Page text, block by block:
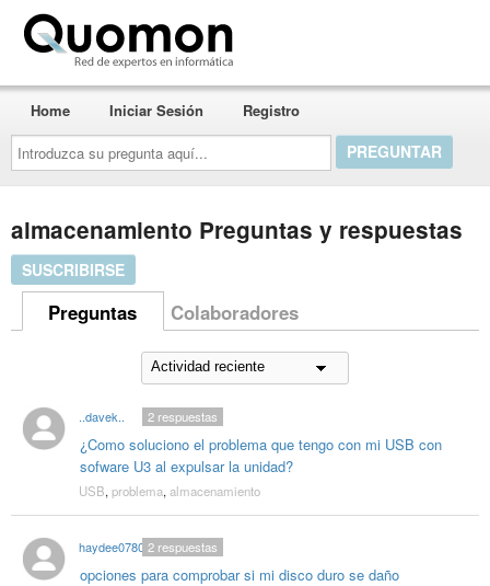
Introduzca
su
pregunta
aquí...
Home Iniciar Sesión Registro
almacenamiento Preguntas y respuestas
SUSCRIBIRSE
Preguntas Colaboradores
..davek..
¿Como soluciono el problema que tengo con mi USB con
sofware U3 al expulsar la unidad?
2respuestas
USB, problema, almacenamiento
haydee0780
opciones para comprobar si mi disco duro se daño
2respuestas